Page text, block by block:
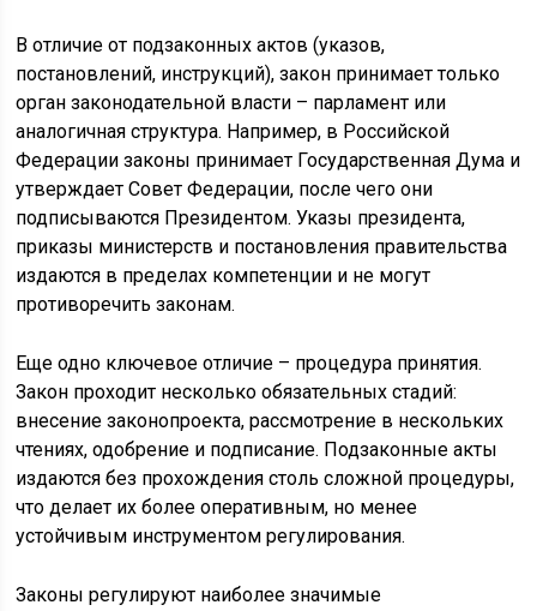
В отличие от подзаконных актов (указов,
постановлений, инструкций), закон принимает только
орган законодательной власти – парламент или
аналогичная структура. Например, в Российской
Федерации законы принимает Государственная Дума и
утверждает Совет Федерации, после чего они
подписываются Президентом. Указы президента,
приказы министерств и постановления правительства
издаются в пределах компетенции и не могут
противоречить законам.
Еще одно ключевое отличие – процедура принятия.
Закон проходит несколько обязательных стадий:
внесение законопроекта, рассмотрение в нескольких
чтениях, одобрение и подписание. Подзаконные акты
издаются без прохождения столь сложной процедуры,
что делает их более оперативным, но менее
устойчивым инструментом регулирования.
Законы регулируют наиболее значимые